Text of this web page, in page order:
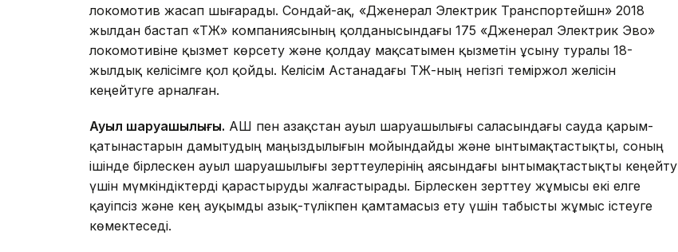
локомотив жасап шығарады. Сондай-ақ, «Дженерал Электрик Транспортейшн» 2018
жылдан бастап «ҚТЖ» компаниясының қолданысындағы 175 «Дженерал Электрик Эво»
локомотивіне қызмет көрсету және қолдау мақсатымен қызметін ұсыну туралы 18-
жылдық келісімге қол қойды. Келісім Астанадағы ҚТЖ-ның негізгі теміржол желісін
кеңейтуге арналған.
Ауыл шаруашылығы. АҚШ пен Қазақстан ауыл шаруашылығы саласындағы сауда қарым-
қатынастарын дамытудың маңыздылығын мойындайды және ынтымақтастықты, соның
ішінде бірлескен ауыл шаруашылығы зерттеулерінің аясындағы ынтымақтастықты кеңейту
үшін мүмкіндіктерді қарастыруды жалғастырады. Бірлескен зерттеу жұмысы екі елге
қауіпсіз және кең ауқымды азық-түлікпен қамтамасыз ету үшін табысты жұмыс істеуге
көмектеседі.